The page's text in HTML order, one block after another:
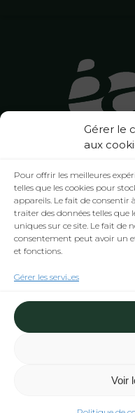
Gérer le
aux
Pour offrir les meilleures
telles que les cookies pour
appareils. Le fait de consentir
traiter des données telles
uniques sur ce site. Le fait de
consentement peut avoir un
et fonctions.
Gérer les services
Voir
Copyright ©
Informations légales
Politique de